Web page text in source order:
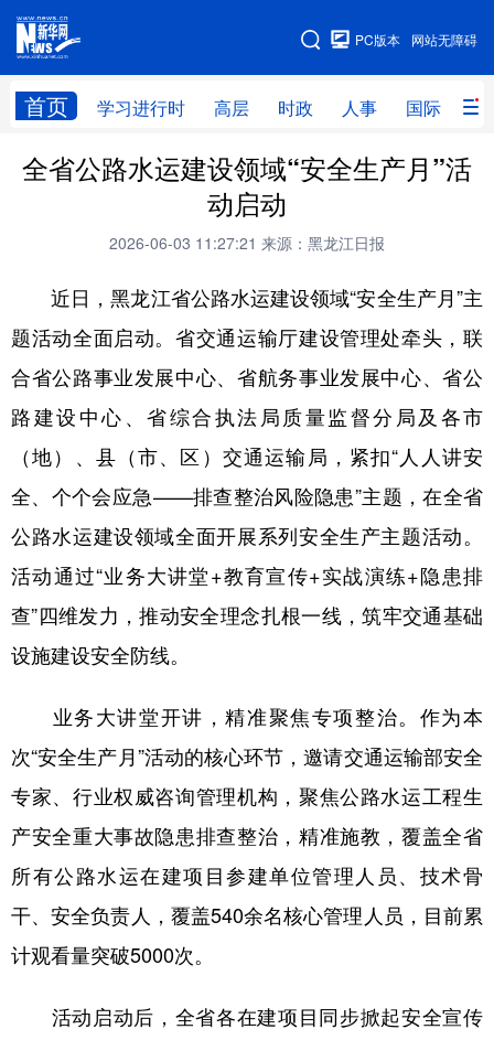
网站无障碍
PC版本
首页 学习进行时 高层 时政 人事 国际 财
网站地图
学习进行时 高层 时政 人事
全球连线
科技 科普 体育 文化
健康 军事 访谈 视频
人居 信息化 乡村振兴
溯源中国 城市 旅游 能源
会展 彩票 娱乐 时尚
悦读 公益 书画 一带一路
亚太网 上市公司 投教基地
地方频道
北京 天津 河北 山西
辽宁 吉林 上海 江苏
山东 河南 湖北
广东 广西
全省公路水运建设领域“安全生产月”活
动启动
2026-06-03 11:27:21 来源：黑龙江日报
近日，黑龙江省公路水运建设领域“安全生产月”主
题活动全面启动。省交通运输厅建设管理处牵头，联
合省公路事业发展中心、省航务事业发展中心、省公
路建设中心、省综合执法局质量监督分局及各市
（地）、县（市、区）交通运输局，紧扣“人人讲安
全、个个会应急——排查整治风险隐患”主题，在全省
公路水运建设领域全面开展系列安全生产主题活动。
活动通过“业务大讲堂+教育宣传+实战演练+隐患排
查”四维发力，推动安全理念扎根一线，筑牢交通基础
设施建设安全防线。
业务大讲堂开讲，精准聚焦专项整治。作为本
次“安全生产月”活动的核心环节，邀请交通运输部安全
专家、行业权威咨询管理机构，聚焦公路水运工程生
产安全重大事故隐患排查整治，精准施教，覆盖全省
所有公路水运在建项目参建单位管理人员、技术骨
干、安全负责人，覆盖540余名核心管理人员，目前累
计观看量突破5000次。
活动启动后，全省各在建项目同步掀起安全宣传